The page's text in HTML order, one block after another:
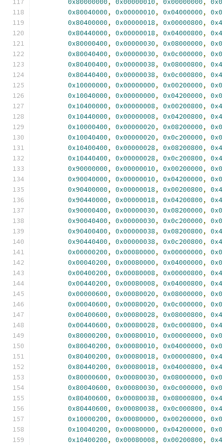
0x80000000, 0x00000010, 0x00000000,
0x80040000, 0x00000010, 0x04000000,
0x80400000, 0x00000018, 0x00000800,
0x80440000, 0x00000018, 0x04000800,
0x80000400, 0x00000030, 0x08000000,
0x80040400, 0x00000030, 0x0c000000,
0x80400400, 0x00000038, 0x08000800,
0x80440400, 0x00000038, 0x0c000800,
0x10000000, 0x00000000, 0x00200000,
0x10040000, 0x00000000, 0x04200000,
0x10400000, 0x00000008, 0x00200800,
0x10440000, 0x00000008, 0x04200800,
0x10000400, 0x00000020, 0x08200000,
0x10040400, 0x00000020, 0x0c200000,
0x10400400, 0x00000028, 0x08200800,
0x10440400, 0x00000028, 0x0c200800,
0x90000000, 0x00000010, 0x00200000,
0x90040000, 0x00000010, 0x04200000,
0x90400000, 0x00000018, 0x00200800,
0x90440000, 0x00000018, 0x04200800,
0x90000400, 0x00000030, 0x08200000,
0x90040400, 0x00000030, 0x0c200000,
0x90400400, 0x00000038, 0x08200800,
0x90440400, 0x00000038, 0x0c200800,
0x00000200, 0x00080000, 0x00000000,
0x00040200, 0x00080000, 0x04000000,
0x00400200, 0x00080008, 0x00000800,
0x00440200, 0x00080008, 0x04000800,
0x00000600, 0x00080020, 0x08000000,
0x00040600, 0x00080020, 0x0c000000,
0x00400600, 0x00080028, 0x08000800,
0x00440600, 0x00080028, 0x0c000800,
0x80000200, 0x00080010, 0x00000000,
0x80040200, 0x00080010, 0x04000000,
0x80400200, 0x00080018, 0x00000800,
0x80440200, 0x00080018, 0x04000800,
0x80000600, 0x00080030, 0x08000000,
0x80040600, 0x00080030, 0x0c000000,
0x80400600, 0x00080038, 0x08000800,
0x80440600, 0x00080038, 0x0c000800,
0x10000200, 0x00080000, 0x00200000,
0x10040200, 0x00080000, 0x04200000,
0x10400200, 0x00080008, 0x00200800,